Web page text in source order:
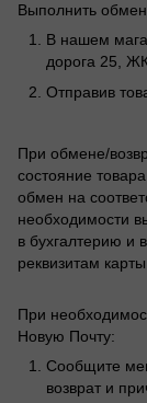
Выполнить
В нашем
дорога 25,
Отправив
При обмене/
состояние
обмен на
необходимости
в бухгалтерию и
реквизитам
При
Новую Почту:
Сообщите
возврат и